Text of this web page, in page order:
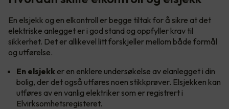
En elsjekk og en elkontroll er begge tiltak for å sikre at det
elektriske anlegget er i god stand og oppfyller krav til
sikkerhet. Det er allikevel litt forskjeller mellom både formål
og utførelse.
En elsjekk er en enklere undersøkelse av elanlegget i din
bolig, der det også utføres noen stikkprøver. Elsjekken kan
utføres av en vanlig elektriker som er registrert i
Elvirksomhetsregisteret.